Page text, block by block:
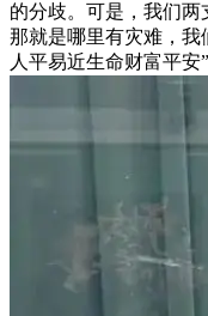
的分歧。可是，我们两
那就是哪里有灾难，我
人平易近生命财富平安